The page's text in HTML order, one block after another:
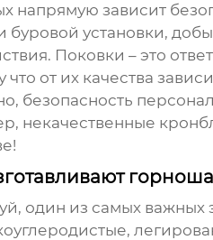
напрямую зависит
буровой установки,
Поковки – это
от их качества
безопасность
некачественные
один из самых важных